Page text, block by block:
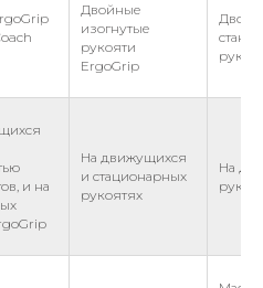
Двойные
изогнутые
рукояти
ErgoGrip
и на
На движущихся
и стационарных
рукоятях
На